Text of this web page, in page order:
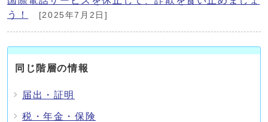
う！
[2025年7月2日]
同じ階層の情報
届出・証明
税・年金・保険